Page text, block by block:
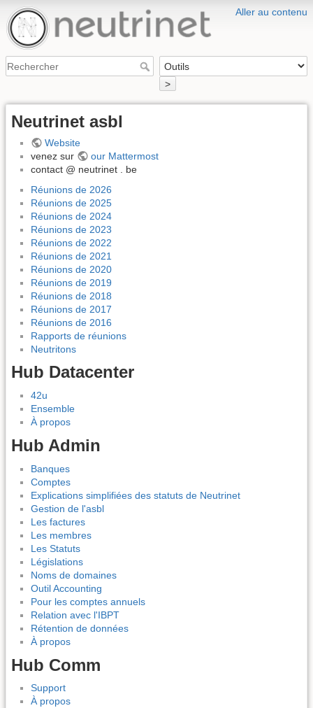
Aller au contenu
>
Neutrinet asbl
Website
venez sur
our Mattermost
contact @ neutrinet . be
Réunions de 2026
Réunions de 2025
Réunions de 2024
Réunions de 2023
Réunions de 2022
Réunions de 2021
Réunions de 2020
Réunions de 2019
Réunions de 2018
Réunions de 2017
Réunions de 2016
Rapports de réunions
Neutritons
Hub Datacenter
42u
Ensemble
À propos
Hub Admin
Banques
Comptes
Explications simplifiées des statuts de Neutrinet
Gestion de l'asbl
Les factures
Les membres
Les Statuts
Législations
Noms de domaines
Outil Accounting
Pour les comptes annuels
Relation avec l'IBPT
Rétention de données
À propos
Hub Comm
Support
À propos